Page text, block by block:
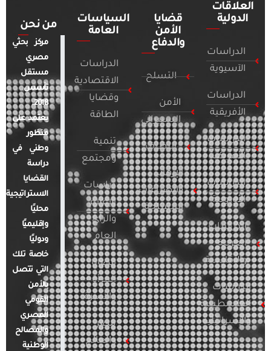
العلاقات
الدولية
الدراسات
الآسيوية
الدراسات
الأفريقية
الدراسات
الأمريكية
الدراسات
الأوروبية
الدراسات
العربية
والإقليمية
الدراسات
الفلسطينية
والإسرائيلية
قضايا
الأمن
والدفاع
التسلح
الأمن
السيبراني
التطرف
الإرهاب
والصراعات
المسلحة
السياسات
العامة
الدراسات
الاقتصادية
وقضايا
الطاقة
تنمية
ومجتمع
دراسات
الإعلام
والرأي
العام
قضايا
المرأة
والأسرة
مصر
والعالم
من نحن
مركز بحثي
مصري
مستقل
تأسس
2018.
يعتمد على
منظور
وطني في
دراسة
القضايا
الاستراتيجية
محليًا
وإقليميًا
ودوليًا
خاصة تلك
التي تتصل
بالأمن
القومي
المصري
والمصالح
الوطنية